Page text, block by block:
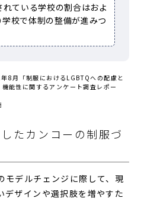
れている学校の割合はおよ
校で体制の整備が進みつ
8月「制服におけるLGBTQへの配慮と
能性に関するアンケート調査レポー
たカンコーの制服づ
モデルチェンジに際して、現
デザインや選択肢を増やすた